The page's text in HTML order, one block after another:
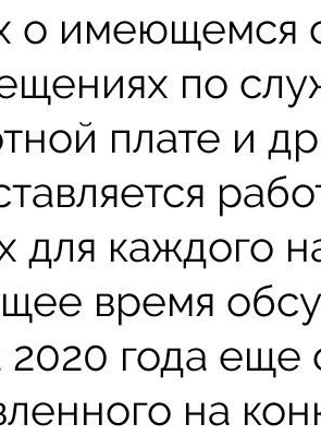
о имеющемся
по
плате и
для каждого
время
2020 года еще
на